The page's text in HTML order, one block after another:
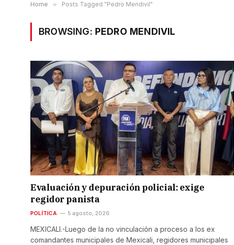
Home » Posts Tagged "Pedro Mendivil"
BROWSING: PEDRO MENDIVIL
Evaluación y depuración policial: exige
regidor panista
POLÍTICA 5 agosto, 2026
MEXICALI.-Luego de la no vinculación a proceso a los ex
comandantes municipales de Mexicali, regidores municipales